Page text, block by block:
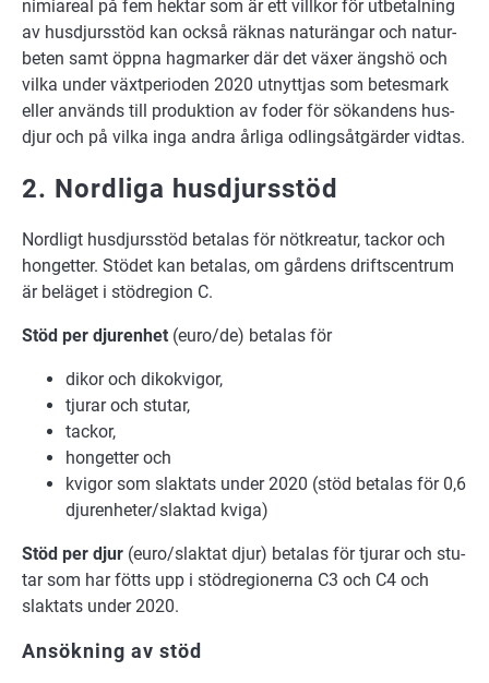
ni­mi­a­re­al på fem hek­tar som är ett vill­kor för ut­be­tal­ning
av hus­djurs­stöd kan ock­så räk­nas na­tur­äng­ar och na­tur­
be­ten samt öpp­na hag­mar­ker där det väx­er ängs­hö och
vil­ka un­der växtperi­o­den 2020 ut­nytt­jas som be­tes­mark
el­ler an­vänds till pro­duk­tion av fo­der för sö­kan­dens hus­
djur och på vil­ka inga and­ra år­li­ga od­lings­åt­gär­der vid­tas.
2. Nordliga husdjursstöd
Nord­ligt hus­djurs­stöd be­ta­las för nöt­kre­a­tur, tack­or och
hon­get­ter. Stö­det kan be­ta­las, om går­dens driftscentrum
är be­lä­get i stöd­re­gi­on C.
Stöd per dju­ren­het (euro/de) be­ta­las för
di­kor och di­ko­kvi­gor,
tju­rar och stu­tar,
tack­or,
hon­get­ter och
kvi­gor som slak­tats un­der 2020 (stöd be­ta­las för 0,6
dju­ren­he­ter/slak­tad kvi­ga)
Stöd per djur (euro/slak­tat djur) be­ta­las för tju­rar och stu­
tar som har fötts upp i stöd­re­gi­o­ner­na C3 och C4 och
slak­tats un­der 2020.
An­sök­ning av stöd